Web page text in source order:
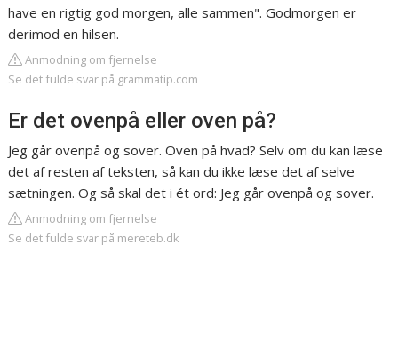
have en rigtig god morgen, alle sammen". Godmorgen er
derimod en hilsen.
Anmodning om fjernelse
Se det fulde svar på grammatip.com
Er det ovenpå eller oven på?
Jeg går ovenpå og sover. Oven på hvad? Selv om du kan læse
det af resten af teksten, så kan du ikke læse det af selve
sætningen. Og så skal det i ét ord: Jeg går ovenpå og sover.
Anmodning om fjernelse
Se det fulde svar på mereteb.dk